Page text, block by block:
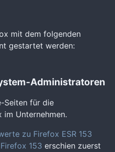
mit dem folgenden
gestartet werden:
Administratoren
Seiten für die
Unternehmen.
zu Firefox ESR 153
153 erschien zuerst